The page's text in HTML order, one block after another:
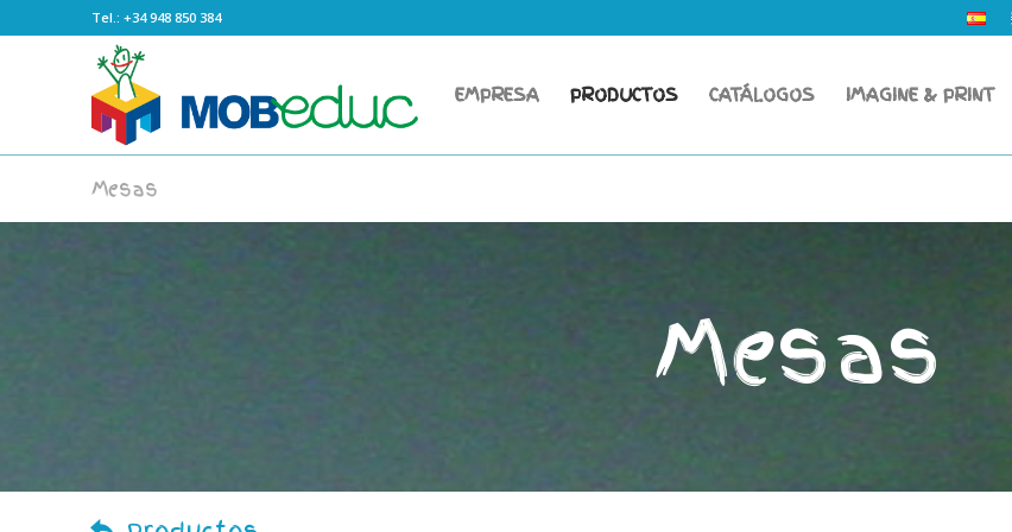
Tel.: +34 948 850 384
EMPRESA PRODUCTOS CATÁLOGOS IMAGINE & PRINT
Mesas
Mesas